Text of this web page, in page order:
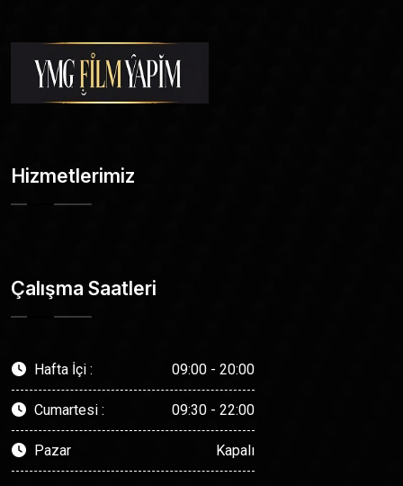
Hizmetlerimiz
Çalışma Saatleri
Hafta İçi : 09:00 - 20:00
Cumartesi : 09:30 - 22:00
Pazar Kapalı